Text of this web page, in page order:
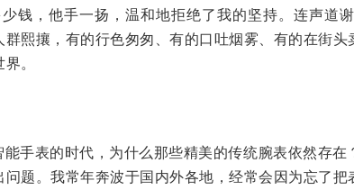
钱，他手一扬，温和地拒绝了我的坚持。连声道
熙攘，有的行色匆匆、有的口吐烟雾、有的在街
。
手表的时代，为什么那些精美的传统腕表依然存
问题。我常年奔波于国内外各地，经常会因为忘了